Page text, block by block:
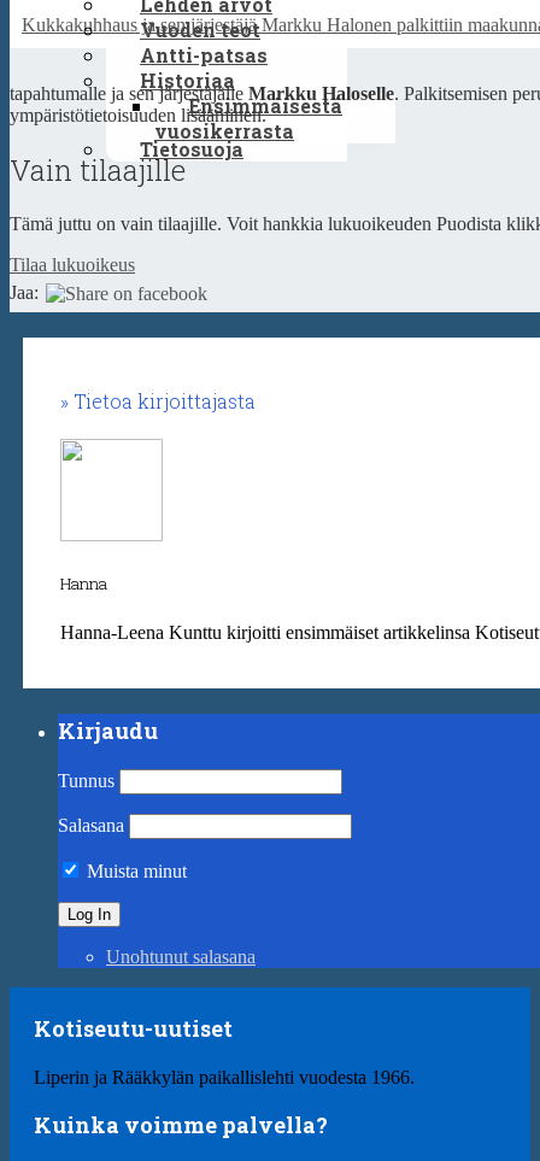
Vuoden teot
Antti-patsas
Historiaa
Ensimmäisestä
vuosikerrasta
Tietosuoja
Kukkakuhhaus ja sen järjestäjä Markku Halonen palkittiin
tapahtumalle ja sen järjestäjälle Markku Haloselle. Palkitsemisen
ympäristötietoisuuden lisääminen.
Vain tilaajille
Tämä juttu on vain tilaajille. Voit hankkia lukuoikeuden Puodista
Tilaa lukuoikeus
Jaa:
Tietoa kirjoittajasta
Hanna
Hanna-Leena Kunttu kirjoitti ensimmäiset artikkelinsa
Kirjaudu
Tunnus
Salasana
Muista minut
Unohtunut salasana
Kotiseutu-uutiset
Liperin ja Rääkkylän paikallislehti vuodesta 1966.
Kuinka voimme palvella?